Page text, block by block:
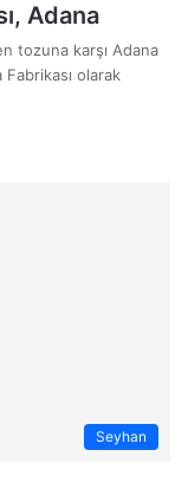
Adana
tozuna karşı Adana
Fabrikası olarak
Seyhan